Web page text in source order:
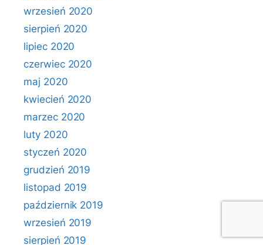
wrzesień 2020
sierpień 2020
lipiec 2020
czerwiec 2020
maj 2020
kwiecień 2020
marzec 2020
luty 2020
styczeń 2020
grudzień 2019
listopad 2019
październik 2019
wrzesień 2019
sierpień 2019